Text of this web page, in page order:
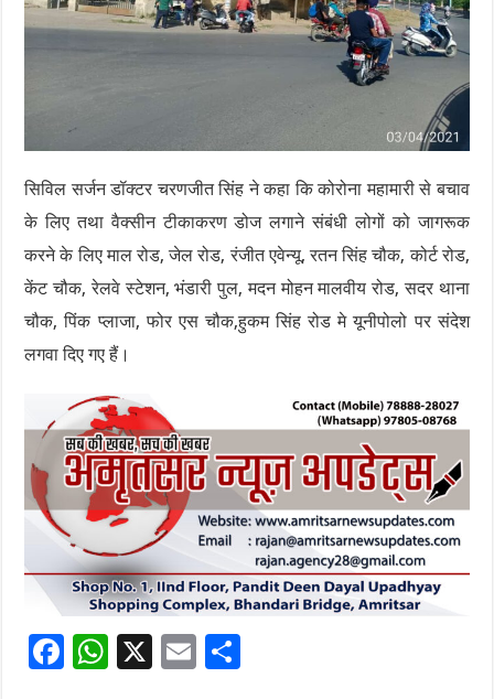
सिविल सर्जन डॉक्टर चरणजीत सिंह ने कहा कि कोरोना महामारी से बचाव
के लिए तथा वैक्सीन टीकाकरण डोज लगाने संबंधी लोगों को जागरूक
करने के लिए माल रोड, जेल रोड, रंजीत एवेन्यू, रतन सिंह चौक, कोर्ट रोड,
केंट चौक, रेलवे स्टेशन, भंडारी पुल, मदन मोहन मालवीय रोड, सदर थाना
चौक, पिंक प्लाजा, फोर एस चौक,हुकम सिंह रोड मे यूनीपोलो पर संदेश
लगवा दिए गए हैं।
F
W X
E